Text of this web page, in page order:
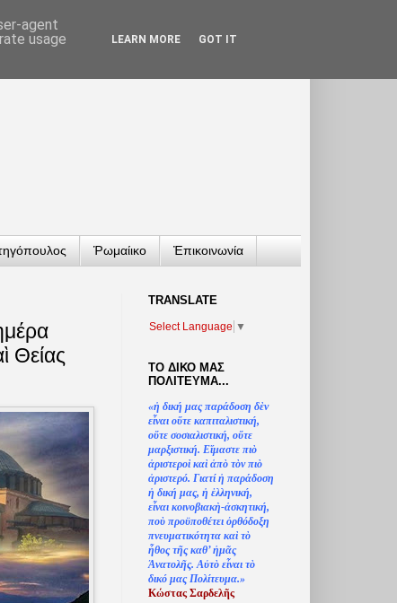
Ῥωμαίικο Ἐπικοινωνία
Θείας
TRANSLATΕ
Select Language ▼
ΤΟ ΔΙΚΟ ΜΑΣ
ΠΟΛΙΤΕΥΜΑ...
«ἡ δική μας παράδοση δὲν
εἶναι οὔτε καπιταλιστική,
οὔτε σοσιαλιστική, οὔτε
μαρξιστική. Εἴμαστε πιὸ
ἀριστεροὶ καὶ ἀπὸ τὸν πιὸ
ἀριστερό. Γιατίἡ παράδοση
ἡ δική μας, ἡ ἑλληνική,
εἶναι κοινοβιακὴ-ἀσκητική,
ποὺ προϋποθέτει ὀρθόδοξη
πνευματικότητα καὶ τὸ
ἦθος τῆς καθ’ἠμᾶς
Ἀνατολῆς. Αὐτὸ εἶναι τὸ
δικό μας Πολίτευμα.»
Κώστας Σαρδελῆς
agent
usage
LEARN MORE GOT IT